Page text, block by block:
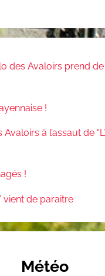
des Avaloirs prend de
!
à l’assaut de
!
vient de paraitre
Météo